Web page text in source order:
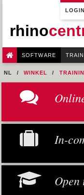
LOGIN
rhino
SOFTWARE
NL WINKEL
10- INTERSECTIONS
In-